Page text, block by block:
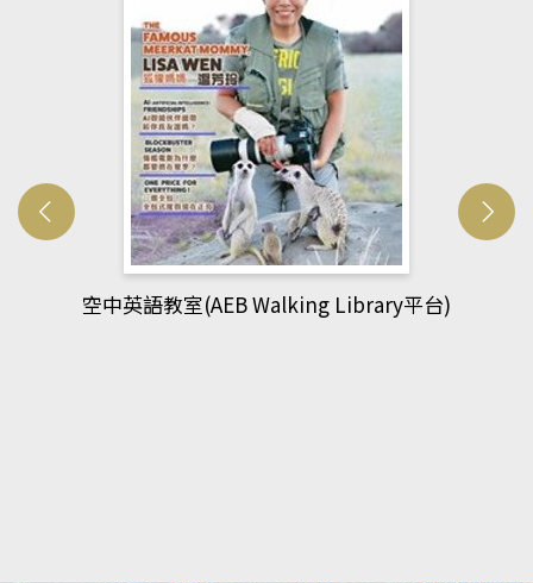
網管人(kono平台)